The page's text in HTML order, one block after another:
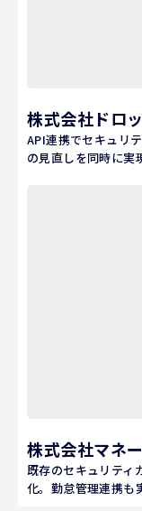
株式会社ドロ
API連携でセキュリ
の見直しを同時に実
株式会社マネ
既存のセキュリティ
化。勤怠管理連携も